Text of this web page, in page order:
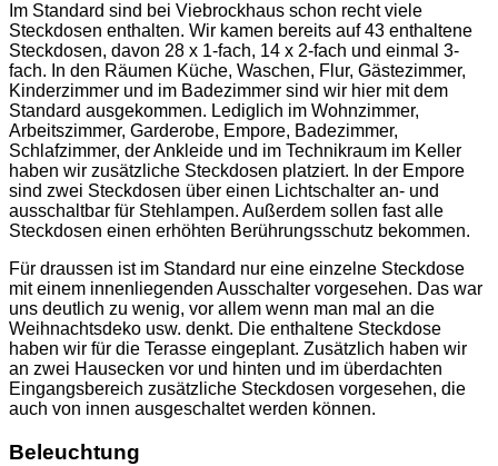
Im Standard sind bei Viebrockhaus schon recht viele
Steckdosen enthalten. Wir kamen bereits auf 43 enthaltene
Steckdosen, davon 28 x 1-fach, 14 x 2-fach und einmal 3-
fach. In den Räumen Küche, Waschen, Flur, Gästezimmer,
Kinderzimmer und im Badezimmer sind wir hier mit dem
Standard ausgekommen. Lediglich im Wohnzimmer,
Arbeitszimmer, Garderobe, Empore, Badezimmer,
Schlafzimmer, der Ankleide und im Technikraum im Keller
haben wir zusätzliche Steckdosen platziert. In der Empore
sind zwei Steckdosen über einen Lichtschalter an- und
ausschaltbar für Stehlampen. Außerdem sollen fast alle
Steckdosen einen erhöhten Berührungsschutz bekommen.
Für draussen ist im Standard nur eine einzelne Steckdose
mit einem innenliegenden Ausschalter vorgesehen. Das war
uns deutlich zu wenig, vor allem wenn man mal an die
Weihnachtsdeko usw. denkt. Die enthaltene Steckdose
haben wir für die Terasse eingeplant. Zusätzlich haben wir
an zwei Hausecken vor und hinten und im überdachten
Eingangsbereich zusätzliche Steckdosen vorgesehen, die
auch von innen ausgeschaltet werden können.
Beleuchtung